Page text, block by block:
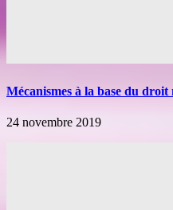
Mécanismes à la base du
24 novembre 2019